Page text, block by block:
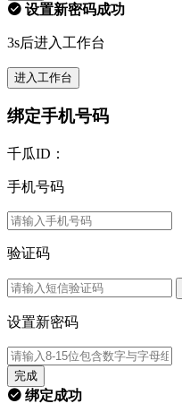
设置新密码成功
3s后进入工作台
进入工作台
绑定手机号码
千瓜ID：
手机号码
验证码
设置新密码
完成
绑定成功